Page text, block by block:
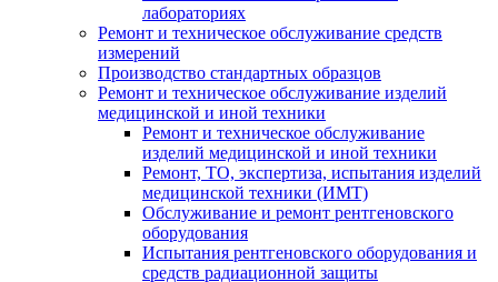
лабораториях
Ремонт и техническое обслуживание средств
измерений
Производство стандартных образцов
Ремонт и техническое обслуживание изделий
медицинской и иной техники
Ремонт и техническое обслуживание
изделий медицинской и иной техники
Ремонт, ТО, экспертиза, испытания изделий
медицинской техники (ИМТ)
Обслуживание и ремонт рентгеновского
оборудования
Испытания рентгеновского оборудования и
средств радиационной защиты